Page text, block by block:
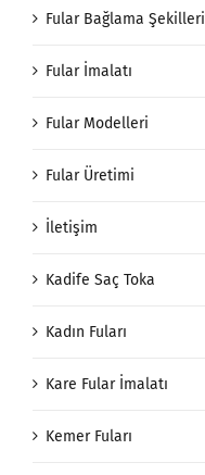
Fular Bağlama Şekilleri
Fular İmalatı
Fular Modelleri
Fular Üretimi
İletişim
Kadife Saç Toka
Kadın Fuları
Kare Fular İmalatı
Kemer Fuları